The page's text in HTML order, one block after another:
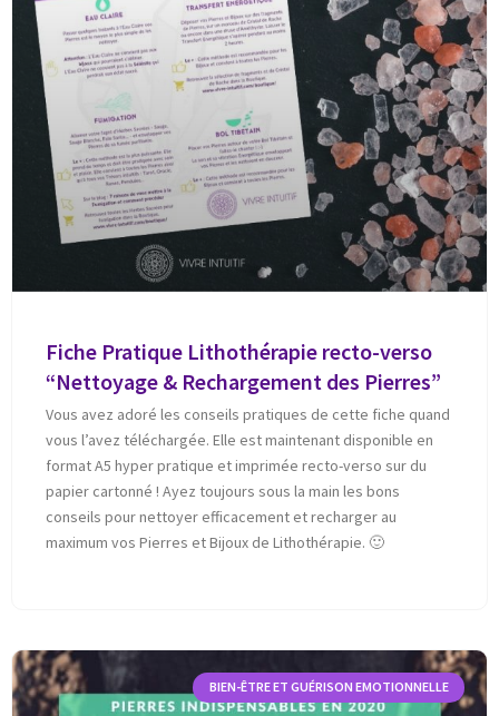
Fiche Pratique Lithothérapie recto-verso
“Nettoyage & Rechargement des Pierres”
Vous avez adoré les conseils pratiques de cette fiche quand
vous l’avez téléchargée. Elle est maintenant disponible en
format A5 hyper pratique et imprimée recto-verso sur du
papier cartonné ! Ayez toujours sous la main les bons
conseils pour nettoyer efficacement et recharger au
maximum vos Pierres et Bijoux de Lithothérapie. 🙂
BIEN-ÊTRE ET GUÉRISON EMOTIONNELLE